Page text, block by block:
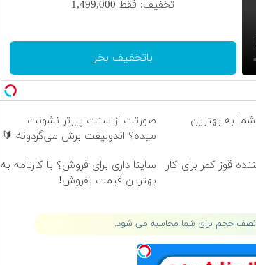
خاکم تا خونه
تخفیف: فقط 1,499,000
باتخفیف بخر
به بهترین
صورتت از سنت پیرتر نشونت
میده؟ اندولیفت برش می‌گردونه 🔰
قوز کمر برای کار
ساینا داری برای فروش؟ با کارنامه به
بهترین قیمت بفروش!
و نصف حجم برای شما محاسبه می شود.